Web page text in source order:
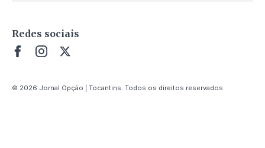
Redes sociais
© 2026 Jornal Opção | Tocantins. Todos os direitos reservados.